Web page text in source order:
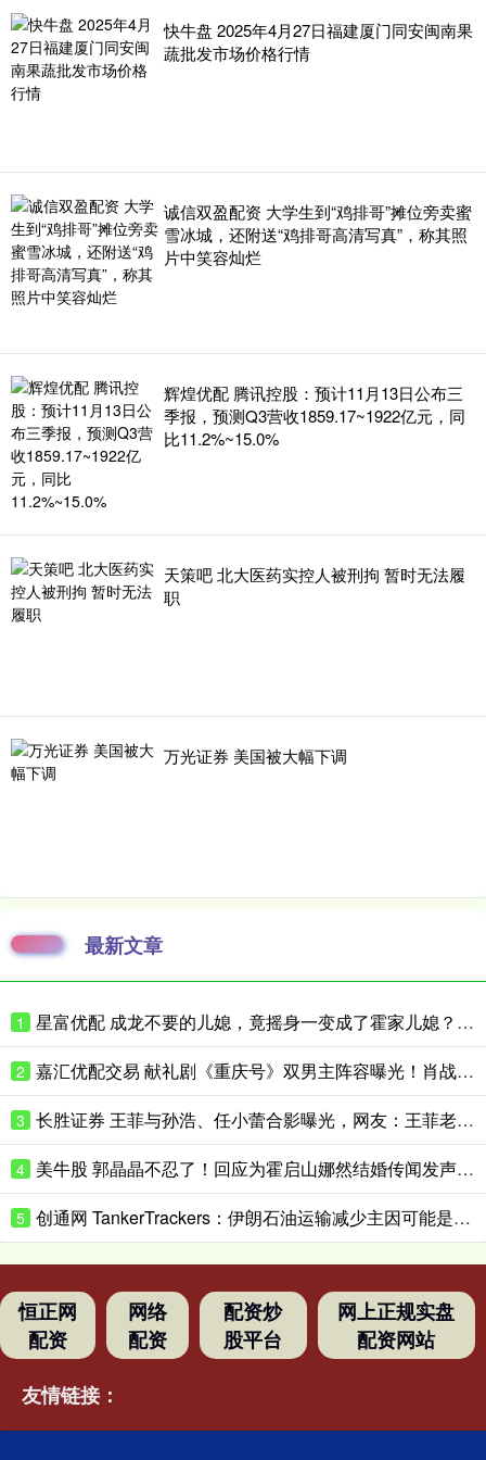
快牛盘 2025年4月27日福建厦门同安闽南果
蔬批发市场价格行情
诚信双盈配资 大学生到“鸡排哥”摊位旁卖蜜
雪冰城，还附送“鸡排哥高清写真”，称其照
片中笑容灿烂
辉煌优配 腾讯控股：预计11月13日公布三
季报，预测Q3营收1859.17~1922亿元，同
比11.2%~15.0%
天策吧 北大医药实控人被刑拘 暂时无法履
职
万光证券 美国被大幅下调
最新文章
1 星富优配 成龙不要的儿媳，竟摇身一变成了霍家儿媳？感到意外的何止他一人
2 嘉汇优配交易 献礼剧《重庆号》双男主阵容曝光！肖战无缝衔接进组，搭档老顶流
3 长胜证券 王菲与孙浩、任小蕾合影曝光，网友：王菲老了，眼角下垂皱纹明显
4 美牛股 郭晶晶不忍了！回应为霍启山娜然结婚传闻发声之事，我们都被骗了
5 创通网 TankerTrackers：伊朗石油运输减少主因可能是泄漏事故 而非美国封锁
恒正网
配资
网络
配资
配资炒
股平台
网上正规实盘
配资网站
友情链接：